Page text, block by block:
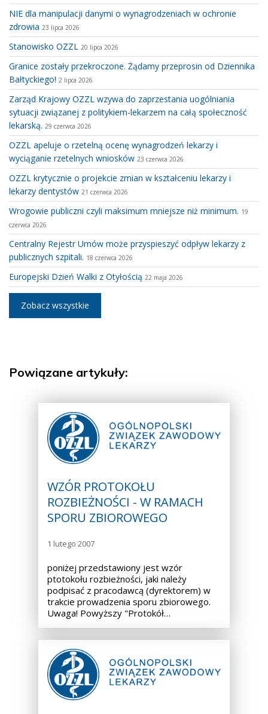
NIE dla manipulacji danymi o wynagrodzeniach w ochronie
zdrowia 23 lipca 2026
Stanowisko OZZL 20 lipca 2026
Granice zostały przekroczone. Żądamy przeprosin od Dziennika
Bałtyckiego! 2 lipca 2026
Zarząd Krajowy OZZL wzywa do zaprzestania uogólniania
sytuacji związanej z politykiem-lekarzem na całą społeczność
lekarską. 29 czerwca 2026
OZZL apeluje o rzetelną ocenę wynagrodzeń lekarzy i
wyciąganie rzetelnych wniosków 23 czerwca 2026
OZZL krytycznie o projekcie zmian w kształceniu lekarzy i
lekarzy dentystów 21 czerwca 2026
Wrogowie publiczni czyli maksimum mniejsze niż minimum. 19
czerwca 2026
Centralny Rejestr Umów może przyspieszyć odpływ lekarzy z
publicznych szpitali. 18 czerwca 2026
Europejski Dzień Walki z Otyłością 22 maja 2026
Zobacz wszystkie
Powiązane artykuły:
WZÓR PROTOKOŁU
ROZBIEŻNOŚCI - W RAMACH
SPORU ZBIOROWEGO
1 lutego 2007
poniżej przedstawiony jest wzór
ptotokołu rozbieżności, jaki należy
podpisać z pracodawcą (dyrektorem) w
trakcie prowadzenia sporu zbiorowego.
Uwaga! Powyższy "Protokół…